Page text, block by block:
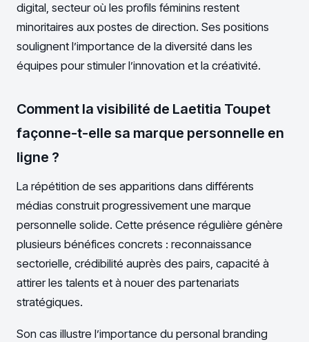
digital, secteur où les profils féminins restent
minoritaires aux postes de direction. Ses positions
soulignent l’importance de la diversité dans les
équipes pour stimuler l’innovation et la créativité.
Comment la visibilité de Laetitia Toupet
façonne-t-elle sa marque personnelle en
ligne ?
La répétition de ses apparitions dans différents
médias construit progressivement une marque
personnelle solide. Cette présence régulière génère
plusieurs bénéfices concrets : reconnaissance
sectorielle, crédibilité auprès des pairs, capacité à
attirer les talents et à nouer des partenariats
stratégiques.
Son cas illustre l’importance du personal branding